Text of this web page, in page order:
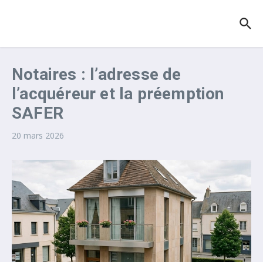
Notaires : l’adresse de
l’acquéreur et la préemption
SAFER
20 mars 2026